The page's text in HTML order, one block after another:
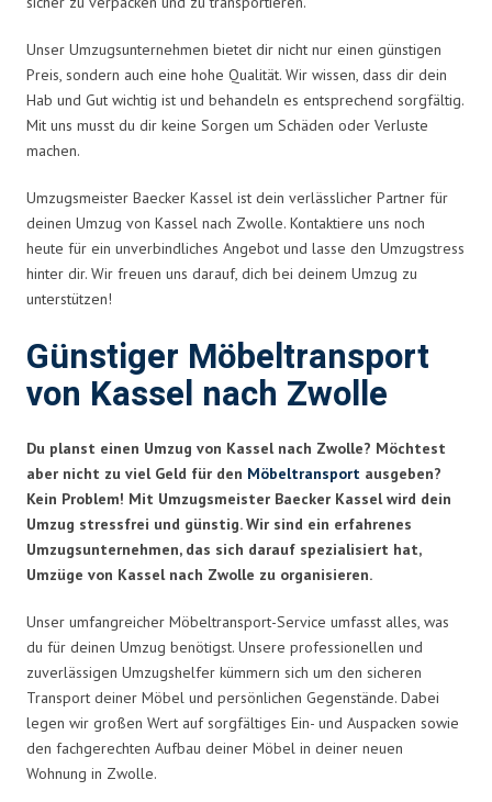
Unser Umzugsunternehmen bietet dir nicht nur einen günstigen
Preis, sondern auch eine hohe Qualität. Wir wissen, dass dir dein
Hab und Gut wichtig ist und behandeln es entsprechend sorgfältig.
Mit uns musst du dir keine Sorgen um Schäden oder Verluste
machen.
Umzugsmeister Baecker Kassel ist dein verlässlicher Partner für
deinen Umzug von Kassel nach Zwolle. Kontaktiere uns noch
heute für ein unverbindliches Angebot und lasse den Umzugstress
hinter dir. Wir freuen uns darauf, dich bei deinem Umzug zu
unterstützen!
Günstiger Möbeltransport
von Kassel nach Zwolle
Du planst einen Umzug von Kassel nach Zwolle? Möchtest
aber nicht zu viel Geld für den Möbeltransport ausgeben?
Kein Problem! Mit Umzugsmeister Baecker Kassel wird dein
Umzug stressfrei und günstig. Wir sind ein erfahrenes
Umzugsunternehmen, das sich darauf spezialisiert hat,
Umzüge von Kassel nach Zwolle zu organisieren.
Unser umfangreicher Möbeltransport-Service umfasst alles, was
du für deinen Umzug benötigst. Unsere professionellen und
zuverlässigen Umzugshelfer kümmern sich um den sicheren
Transport deiner Möbel und persönlichen Gegenstände. Dabei
legen wir großen Wert auf sorgfältiges Ein- und Auspacken sowie
den fachgerechten Aufbau deiner Möbel in deiner neuen
Wohnung in Zwolle.